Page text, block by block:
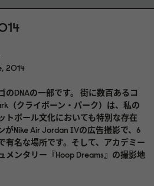
2014
のDNAの一部です。 街に数百あるコ
（クライボーン・パーク）は、私の
トボール文化においても特別な存在
がNike Air Jordan IVの広告撮影で、6
有名な場所です。そして、アカデミー
メンタリー『Hoop Dreams』の撮影地